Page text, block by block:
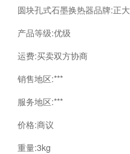
圆块孔式石墨换热器品牌:正大
产品等级:优级
运费:买卖双方协商
销售地区:***
服务地区:***
价格:商议
重量:3kg